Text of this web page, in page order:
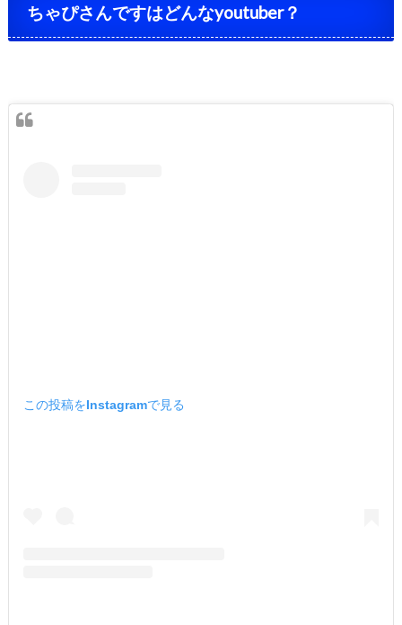
ちゃぴさんですはどんなyoutuber？
この投稿をInstagramで見る